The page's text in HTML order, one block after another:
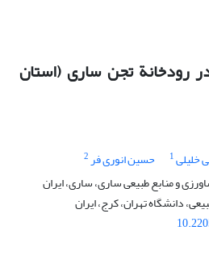
رودخانة تجن ساری (استان
خلیلی1 حسین انوری فر2
و منابع طبیعی ساری، ساری، ایران
دانشگاه تهران، کرج، ایران